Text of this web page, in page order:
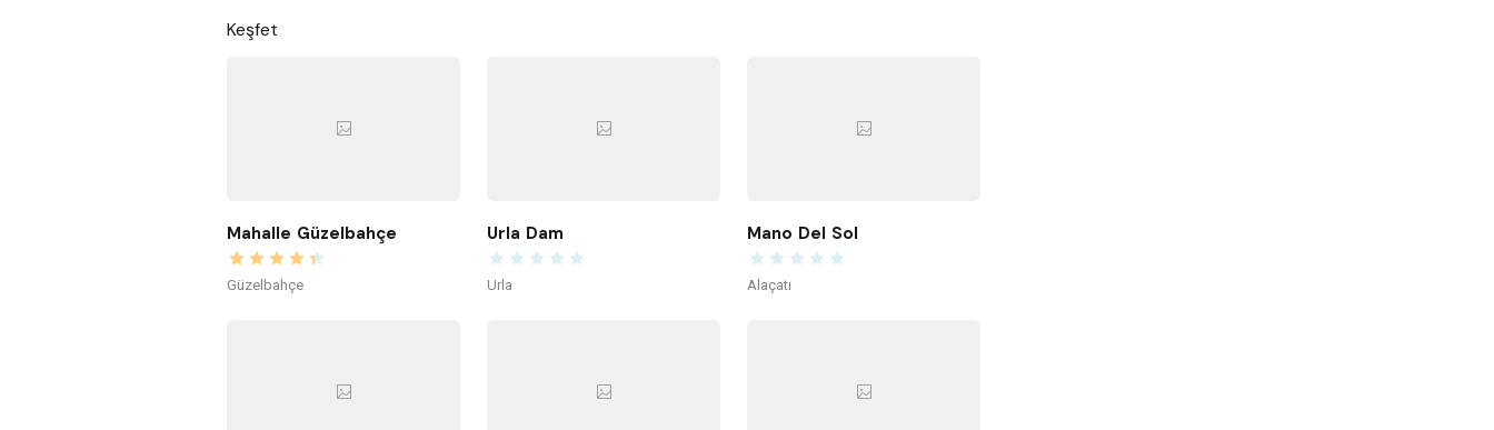
Keşfet
Mahalle Güzelbahçe
Güzelbahçe
Urla Dam
Urla
Mano Del Sol
Alaçatı